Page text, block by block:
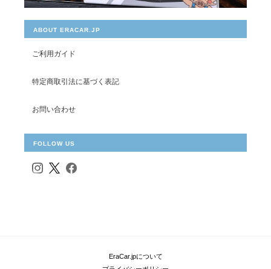
ABOUT ERACAR.JP
ご利用ガイド
特定商取引法に基づく表記
お問い合わせ
FOLLOW US
EraCar.jpについて